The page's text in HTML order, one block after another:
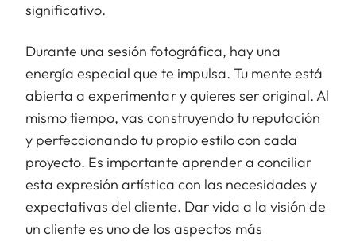
significativo.
Durante una sesión fotográfica, hay una
energía especial que te impulsa. Tu mente está
abierta a experimentar y quieres ser original. Al
mismo tiempo, vas construyendo tu reputación
y perfeccionando tu propio estilo con cada
proyecto. Es importante aprender a conciliar
esta expresión artística con las necesidades y
expectativas del cliente. Dar vida a la visión de
un cliente es uno de los aspectos más